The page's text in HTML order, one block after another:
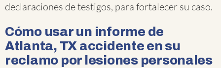
declaraciones de testigos, para fortalecer su caso.
Cómo usar un informe de
Atlanta, TX accidente en su
reclamo por lesiones personales